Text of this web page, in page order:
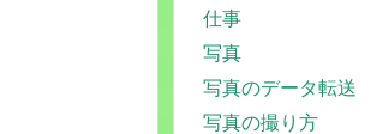
仕事
写真
写真のデータ転送
写真の撮り方